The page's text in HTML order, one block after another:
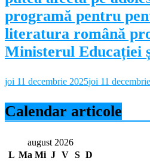
programă pentru
literatura română
Ministerul Educației
joi 11 decembrie 2025joi 11
Calendar articole
august 2026
L Ma Mi J V S D